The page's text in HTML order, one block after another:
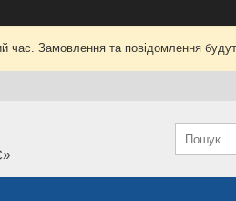
час. Замовлення та повідомлення